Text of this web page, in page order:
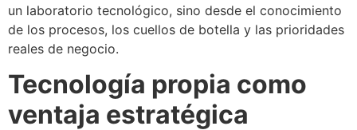
un laboratorio tecnológico, sino desde el conocimiento
de los procesos, los cuellos de botella y las prioridades
reales de negocio.
Tecnología propia como
ventaja estratégica